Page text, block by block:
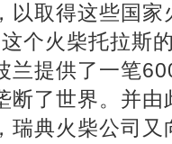
以取得这些国
个火柴托拉
兰提供了一笔
断了世界。并
瑞典火柴公司